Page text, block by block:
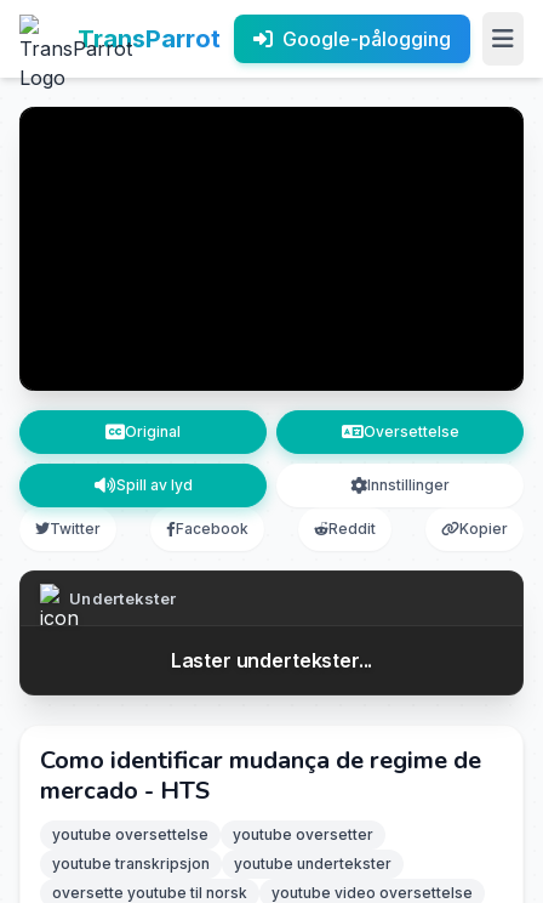
TransParrot Google-pålogging
Original Oversettelse
Spill av lyd Innstillinger
Twitter Facebook Reddit Kopier
Undertekster
Laster undertekster...
Como identificar mudança de regime de
mercado - HTS
youtube oversettelse
youtube oversetter
youtube transkripsjon
youtube undertekster
oversette youtube til norsk
youtube video oversettelse